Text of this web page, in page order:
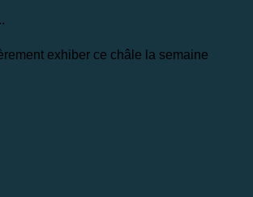
exhiber ce châle la semaine